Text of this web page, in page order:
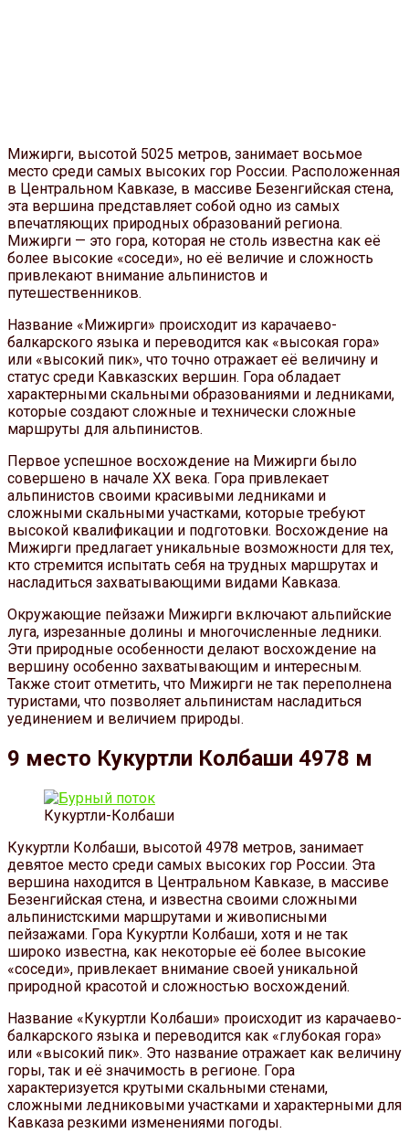
Мижирги, высотой 5025 метров, занимает восьмое
место среди самых высоких гор России. Расположенная
в Центральном Кавказе, в массиве Безенгийская стена,
эта вершина представляет собой одно из самых
впечатляющих природных образований региона.
Мижирги — это гора, которая не столь известна как её
более высокие «соседи», но её величие и сложность
привлекают внимание альпинистов и
путешественников.
Название «Мижирги» происходит из карачаево-
балкарского языка и переводится как «высокая гора»
или «высокий пик», что точно отражает её величину и
статус среди Кавказских вершин. Гора обладает
характерными скальными образованиями и ледниками,
которые создают сложные и технически сложные
маршруты для альпинистов.
Первое успешное восхождение на Мижирги было
совершено в начале XX века. Гора привлекает
альпинистов своими красивыми ледниками и
сложными скальными участками, которые требуют
высокой квалификации и подготовки. Восхождение на
Мижирги предлагает уникальные возможности для тех,
кто стремится испытать себя на трудных маршрутах и
насладиться захватывающими видами Кавказа.
Окружающие пейзажи Мижирги включают альпийские
луга, изрезанные долины и многочисленные ледники.
Эти природные особенности делают восхождение на
вершину особенно захватывающим и интересным.
Также стоит отметить, что Мижирги не так переполнена
туристами, что позволяет альпинистам насладиться
уединением и величием природы.
9 место Кукуртли Колбаши 4978 м
Кукуртли-Колбаши
Кукуртли Колбаши, высотой 4978 метров, занимает
девятое место среди самых высоких гор России. Эта
вершина находится в Центральном Кавказе, в массиве
Безенгийская стена, и известна своими сложными
альпинистскими маршрутами и живописными
пейзажами. Гора Кукуртли Колбаши, хотя и не так
широко известна, как некоторые её более высокие
«соседи», привлекает внимание своей уникальной
природной красотой и сложностью восхождений.
Название «Кукуртли Колбаши» происходит из карачаево-
балкарского языка и переводится как «глубокая гора»
или «высокий пик». Это название отражает как величину
горы, так и её значимость в регионе. Гора
характеризуется крутыми скальными стенами,
сложными ледниковыми участками и характерными для
Кавказа резкими изменениями погоды.